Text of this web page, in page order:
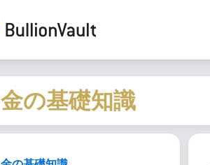
金の基礎知識